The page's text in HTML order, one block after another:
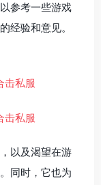
参考一些游戏
经验和意见。
以及渴望在游
同时，它也为